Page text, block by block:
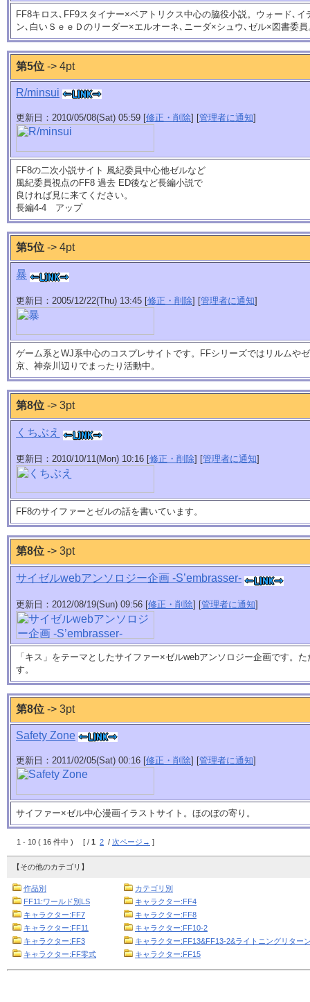
FF8キロス､FF9スタイナー×ベアトリクス中心の脇役小説。ウォード､
ン､白いＳｅｅＤのリーダー×エルオーネ､ニーダ×シュウ､ゼル×図書委
第5位 -> 4pt
R/minsui
更新日：2010/05/08(Sat) 05:59 [修正・削除] [管理者に通知]
FF8の二次小説サイト 風紀委員中心他ゼルなど
風紀委員視点のFF8 過去 ED後など長編小説で
良ければ見に来てください。
長編4-4 アップ
第5位 -> 4pt
暴
更新日：2005/12/22(Thu) 13:45 [修正・削除] [管理者に通知]
ゲーム系とWJ系中心のコスプレサイトです。FFシリーズではリルムや
京、神奈川辺りでまったり活動中。
第8位 -> 3pt
くちぶえ
更新日：2010/10/11(Mon) 10:16 [修正・削除] [管理者に通知]
FF8のサイファーとゼルの話を書いています。
第8位 -> 3pt
サイゼルwebアンソロジー企画 -S’embrasser-
更新日：2012/08/19(Sun) 09:56 [修正・削除] [管理者に通知]
「キス」をテーマとしたサイファー×ゼルwebアンソロジー企画です。
す。
第8位 -> 3pt
Safety Zone
更新日：2011/02/05(Sat) 00:16 [修正・削除] [管理者に通知]
サイファー×ゼル中心漫画イラストサイト。ほのぼの寄り。
1 - 10 ( 16 件中 ) [ / 1 2 / 次ページ→ ]
【その他のカテゴリ】
作品別
カテゴリ別
FF11:ワールド別LS
キャラクター:FF4
キャラクター:FF7
キャラクター:FF8
キャラクター:FF11
キャラクター:FF10-2
キャラクター:FF3
キャラクター:FF13&FF13-2&ライトニングリター
キャラクター:FF零式
キャラクター:FF15